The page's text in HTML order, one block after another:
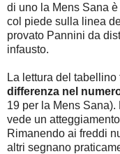
di uno la Mens Sana
col piede sulla linea
provato Pannini da
infausto.
La lettura del
differenza nel
19 per la Mens Sana).
vede un
Rimanendo ai freddi
altri segnano